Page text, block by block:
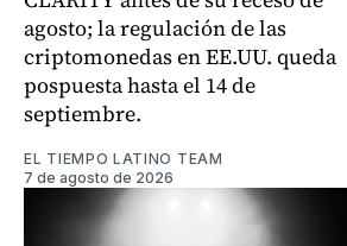
agosto; la regulación de las
criptomonedas en EE.UU. queda
pospuesta hasta el 14 de
septiembre.
EL TIEMPO LATINO TEAM
7 de agosto de 2026